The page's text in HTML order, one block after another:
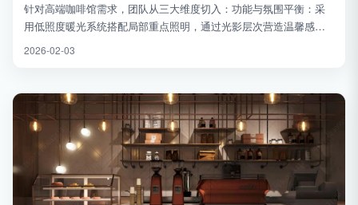
针对高端咖啡馆需求，团队从三大维度切入：功能与氛围平衡：采
用低照度暖光系统搭配局部重点照明，通过光影层次营造温馨感；
利用原木饰面与绿植墙构建自然气息，缓解职场压力。空间利用率
2026-02-03